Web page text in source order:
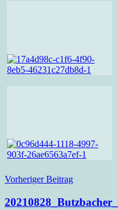
Beitragsnavigation
Vorheriger Beitrag